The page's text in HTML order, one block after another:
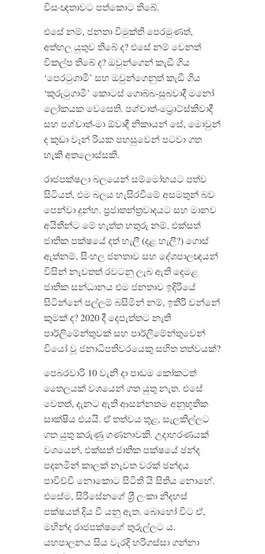
විසංඥතාවට පත්කොට තිබේ.
එසේ නම්, ජනතා විමුක්ති පෙරමුණත්,
අත්හල යුතුව තිබේ ද? එසේ නම් වෙනත්
විකල්ප තිබේ ද? ඔවුන්ගෙන් කැඞී ගිය
‘පෙරටුගාමී’ සහ ඔවුන්ගෙනුත් කැඞී ගිය
‘කුරුටුගාමී’ කොටස් ගොබ්බ-සුබවාදී මනෝ
ලෝකයක වෙසෙති. පශ්චාත්-ට්‍රොට්ස්කිවාදී
සහ පශ්චාත්-මා ඕවාදී නිකායන් සේ, මොවුන්
ද කුඩා වෑන් රියක පහසුවෙන් පටවා ගත
හැකි අතලොස්සකි.
රාජපක්ෂලා බලයෙන් සම්මෝහයට පත්ව
සිටියත්, එම බලය හැසිරවීමේ අසමතුන් බව
පෙන්වා දුන්හ. ප‍්‍රජාතන්ත‍්‍රවාදයට සහ මානව
අයිතීන්ට මේ හැත්ත හතුරු නම්, එක්සත්
ජාතික පක්ෂයේ දත් හැලී (දළ හැලී?) ගොස්
ඇත්නම්, සිංහල ජනතාව සහ දේශපාලඥයන්
විසින් නැවතත් රවටනු ලැබ ඇති දෙමළ
ජාතික සන්ධානය එම ජනතාව ඉදිරියේ
සිටින්නේ පල්ලම් බසිමින් නම්, ඉතිරි වන්නේ
කුමක් ද? 2020 දී දෙපැත්තට නැති
පාර්ලිමේන්තුවක් සහ පාර්ලිමේන්තුවෙන්
වියෝ වූ ජනාධිපතිවරයෙකු සහිත තත්වයක්?
පෙබරවාරි 10 වැනි දා පාඩම කෝකටත්
තෛලයක් වශයෙන් ගත යුතු නැත. එසේ
වෙතත්, දැනට ඇති ආසන්නතම අනුභූතික
සාක්ෂිය එයයි. ඒ තත්වය තුළ, සැලකිල්ලට
ගත යුතු කරුණු ගණනාවකි. උදාහරණයක්
වශයෙන්, එක්සත් ජාතික පක්ෂයේ ඡන්ද
පදනමින් කාලක් නැවත වරක් ඡන්දය
පාවිච්චි නොකොට සිටිති යි සිතිය නොහේ.
එසේම, සිරිසේනගේ ශ‍්‍රී ලංකා නිදහස්
පක්ෂයත් දිය වී යනු ඇත. බොහෝ විට ඒ,
මහින්ද රාජපක්ෂගේ තුරුල්ලට ය.
යහපාලනය සිය වැරදි හරිගස්සා ගන්නා